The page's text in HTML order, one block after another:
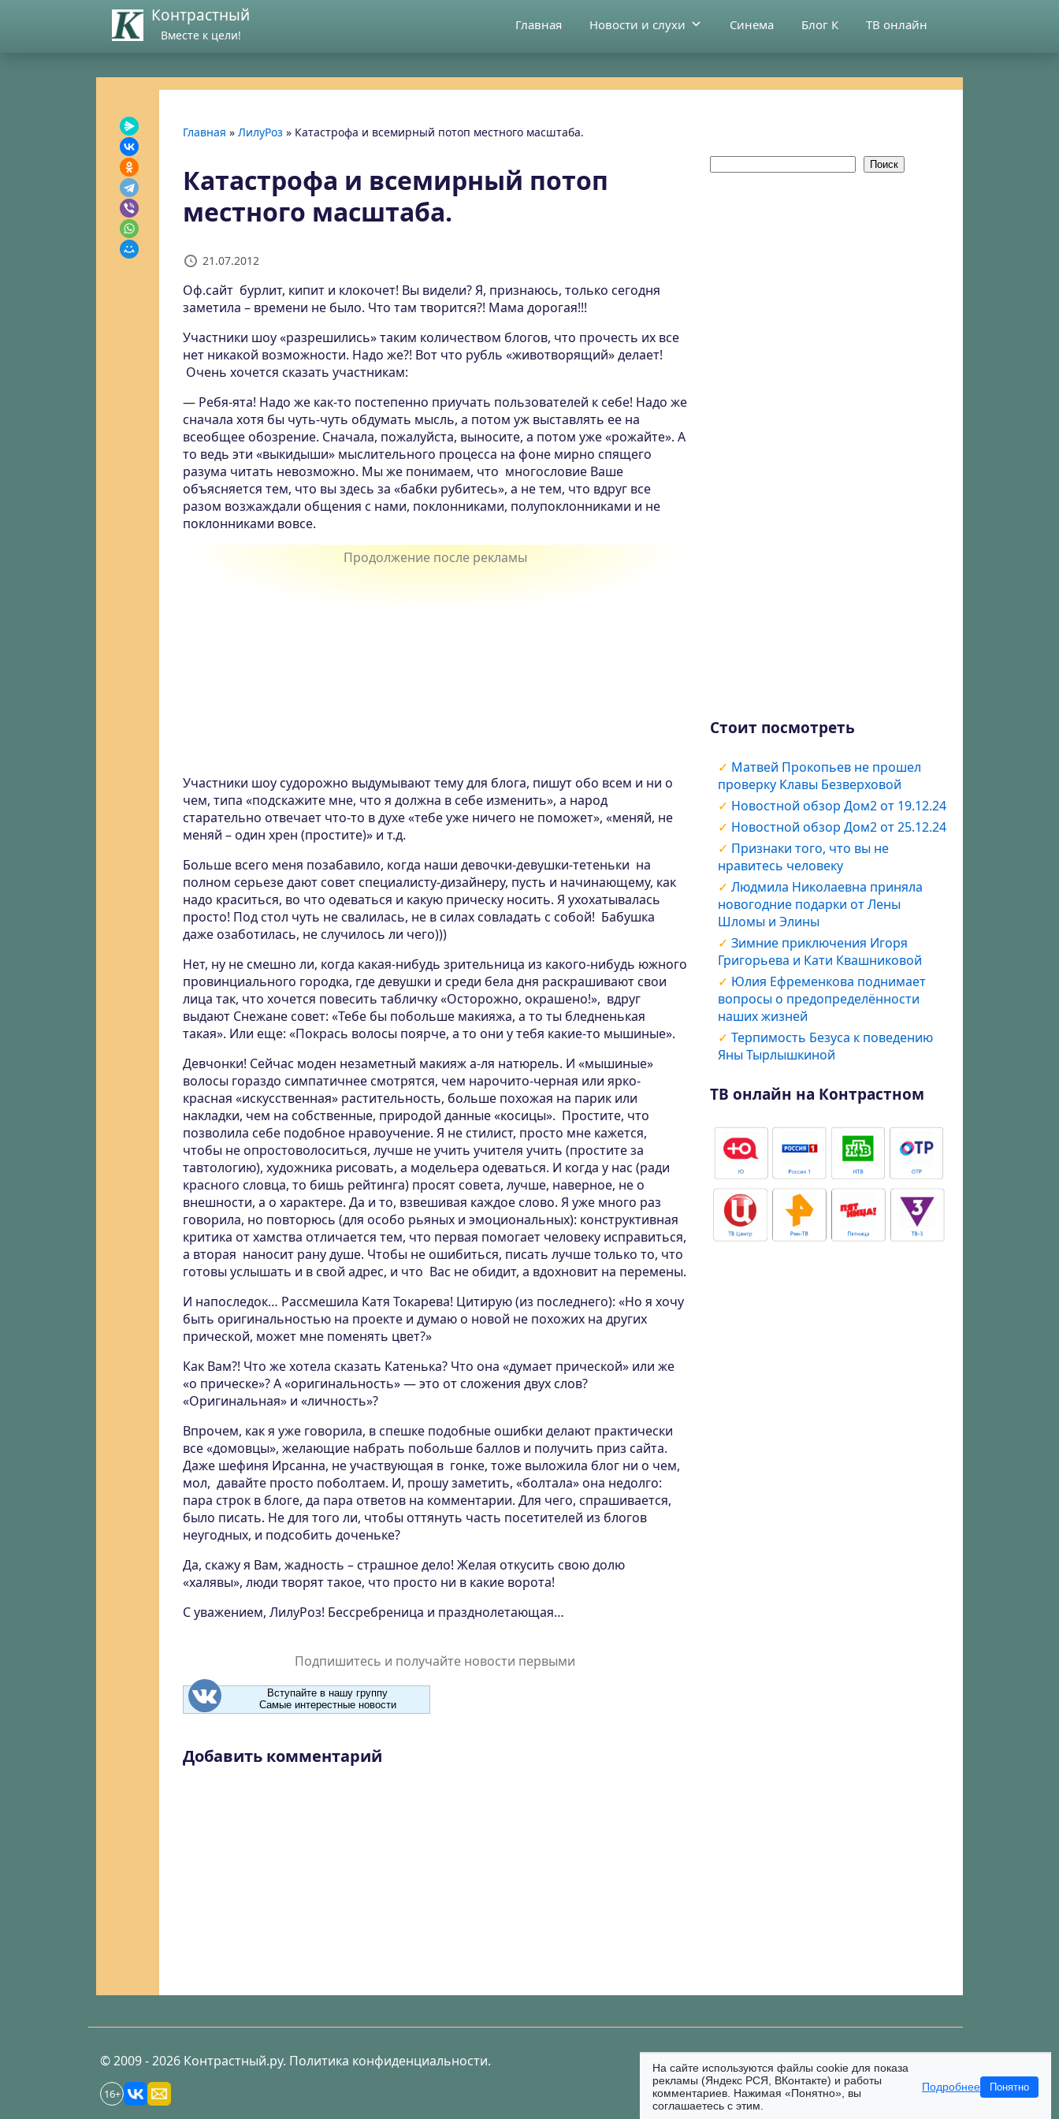
Контрастный
Вместе к цели!
Главная Новости и слухи Синема Блог К ТВ онлайн
Главная » ЛилуРоз » Катастрофа и всемирный потоп местного масштаба.
Катастрофа и всемирный потоп
местного масштаба.
21.07.2012
Оф.сайт бурлит, кипит и клокочет! Вы видели? Я, признаюсь, только сегодня
заметила – времени не было. Что там творится?! Мама дорогая!!!
Участники шоу «разрешились» таким количеством блогов, что прочесть их все
нет никакой возможности. Надо же?! Вот что рубль «животворящий» делает!
Очень хочется сказать участникам:
— Ребя-ята! Надо же как-то постепенно приучать пользователей к себе! Надо же
сначала хотя бы чуть-чуть обдумать мысль, а потом уж выставлять ее на
всеобщее обозрение. Сначала, пожалуйста, выносите, а потом уже «рожайте». А
то ведь эти «выкидыши» мыслительного процесса на фоне мирно спящего
разума читать невозможно. Мы же понимаем, что многословие Ваше
объясняется тем, что вы здесь за «бабки рубитесь», а не тем, что вдруг все
разом возжаждали общения с нами, поклонниками, полупоклонниками и не
поклонниками вовсе.
Участники шоу судорожно выдумывают тему для блога, пишут обо всем и ни о
чем, типа «подскажите мне, что я должна в себе изменить», а народ
старательно отвечает что-то в духе «тебе уже ничего не поможет», «меняй, не
меняй – один хрен (простите)» и т.д.
Больше всего меня позабавило, когда наши девочки-девушки-тетеньки на
полном серьезе дают совет специалисту-дизайнеру, пусть и начинающему, как
надо краситься, во что одеваться и какую прическу носить. Я ухохатывалась
просто! Под стол чуть не свалилась, не в силах совладать с собой! Бабушка
даже озаботилась, не случилось ли чего)))
Нет, ну не смешно ли, когда какая-нибудь зрительница из какого-нибудь южного
провинциального городка, где девушки и среди бела дня раскрашивают свои
лица так, что хочется повесить табличку «Осторожно, окрашено!», вдруг
выдают Снежане совет: «Тебе бы побольше макияжа, а то ты бледненькая
такая». Или еще: «Покрась волосы поярче, а то они у тебя какие-то мышиные».
Девчонки! Сейчас моден незаметный макияж а-ля натюрель. И «мышиные»
волосы гораздо симпатичнее смотрятся, чем нарочито-черная или ярко-
красная «искусственная» растительность, больше похожая на парик или
накладки, чем на собственные, природой данные «косицы». Простите, что
позволила себе подобное нравоучение. Я не стилист, просто мне кажется,
чтобы не опростоволоситься, лучше не учить учителя учить (простите за
тавтологию), художника рисовать, а модельера одеваться. И когда у нас (ради
красного словца, то бишь рейтинга) просят совета, лучше, наверное, не о
внешности, а о характере. Да и то, взвешивая каждое слово. Я уже много раз
говорила, но повторюсь (для особо рьяных и эмоциональных): конструктивная
критика от хамства отличается тем, что первая помогает человеку исправиться,
а вторая наносит рану душе. Чтобы не ошибиться, писать лучше только то, что
готовы услышать и в свой адрес, и что Вас не обидит, а вдохновит на перемены.
И напоследок… Рассмешила Катя Токарева! Цитирую (из последнего): «Но я хочу
быть оригинальностью на проекте и думаю о новой не похожих на других
прической, может мне поменять цвет?»
Как Вам?! Что же хотела сказать Катенька? Что она «думает прической» или же
«о прическе»? А «оригинальность» — это от сложения двух слов?
«Оригинальная» и «личность»?
Впрочем, как я уже говорила, в спешке подобные ошибки делают практически
все «домовцы», желающие набрать побольше баллов и получить приз сайта.
Даже шефиня Ирсанна, не участвующая в гонке, тоже выложила блог ни о чем,
мол, давайте просто поболтаем. И, прошу заметить, «болтала» она недолго:
пара строк в блоге, да пара ответов на комментарии. Для чего, спрашивается,
было писать. Не для того ли, чтобы оттянуть часть посетителей из блогов
неугодных, и подсобить доченьке?
Да, скажу я Вам, жадность – страшное дело! Желая откусить свою долю
«халявы», люди творят такое, что просто ни в какие ворота!
С уважением, ЛилуРоз! Бессребреница и празднолетающая…
Подпишитесь и получайте новости первыми
Вступайте в нашу группу
Самые интерестные новости
Добавить комментарий
Поиск
Стоит посмотреть
Матвей Прокопьев не прошел
проверку Клавы Безверховой
Новостной обзор Дом2 от 19.12.24
Новостной обзор Дом2 от 25.12.24
Признаки того, что вы не
нравитесь человеку
Людмила Николаевна приняла
новогодние подарки от Лены
Шломы и Элины
Зимние приключения Игоря
Григорьева и Кати Квашниковой
Юлия Ефременкова поднимает
вопросы о предопределённости
наших жизней
Терпимость Безуса к поведению
Яны Тырлышкиной
ТВ онлайн на Контрастном
© 2009 - 2026 Контрастный.ру. Политика конфиденциальности.
16+
На сайте используются файлы cookie для показа
рекламы (Яндекс РСЯ, ВКонтакте) и работы
комментариев. Нажимая «Понятно», вы
соглашаетесь с этим.
Подробнее Понятно